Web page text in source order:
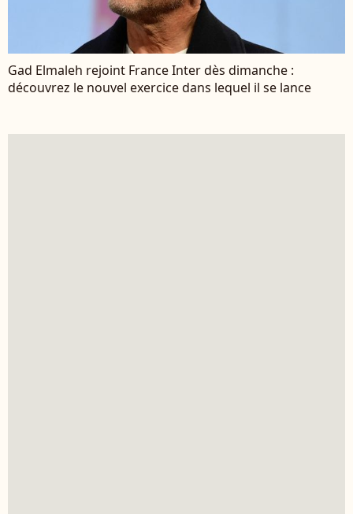
Gad Elmaleh rejoint France Inter dès dimanche :
découvrez le nouvel exercice dans lequel il se lance